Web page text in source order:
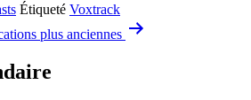
Étiqueté Voxtrack
plus anciennes